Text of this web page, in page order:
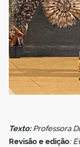
Texto: Professora
Revisão e edição: